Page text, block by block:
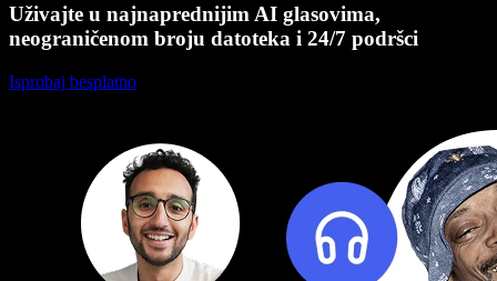
Uživajte u najnaprednijim AI glasovima,
neograničenom broju datoteka i 24/7 podršci
Isprobaj besplatno